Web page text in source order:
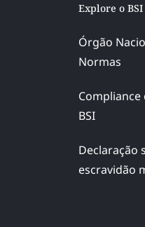
Explore o
Órgão
Normas
Compliance
BSI
Declaração
escravidão